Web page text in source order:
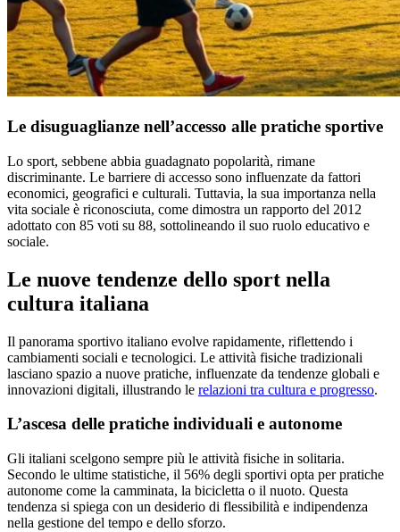
Le disuguaglianze nell’accesso alle pratiche sportive
Lo sport, sebbene abbia guadagnato popolarità, rimane
discriminante. Le barriere di accesso sono influenzate da fattori
economici, geografici e culturali. Tuttavia, la sua importanza nella
vita sociale è riconosciuta, come dimostra un rapporto del 2012
adottato con 85 voti su 88, sottolineando il suo ruolo educativo e
sociale.
Le nuove tendenze dello sport nella
cultura italiana
Il panorama sportivo italiano evolve rapidamente, riflettendo i
cambiamenti sociali e tecnologici. Le attività fisiche tradizionali
lasciano spazio a nuove pratiche, influenzate da tendenze globali e
innovazioni digitali, illustrando le relazioni tra cultura e progresso.
L’ascesa delle pratiche individuali e autonome
Gli italiani scelgono sempre più le attività fisiche in solitaria.
Secondo le ultime statistiche, il 56% degli sportivi opta per pratiche
autonome come la camminata, la bicicletta o il nuoto. Questa
tendenza si spiega con un desiderio di flessibilità e indipendenza
nella gestione del tempo e dello sforzo.